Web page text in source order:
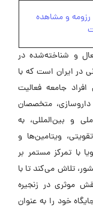
رزومه و مشاهده
و شناخته‌شده در
در ایران است که با
جامعه فعالیت
متخصصان
و بین‌المللی، به
ویتامین‌ها و
با تمرکز مستمر بر
تلاش می‌کند تا با
موثری در زنجیره
خود را به عنوان